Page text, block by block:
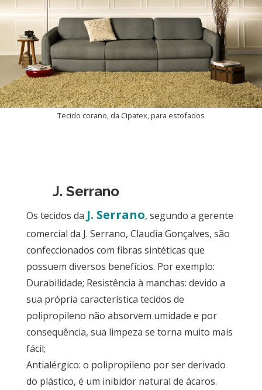
Tecido corano, da Cipatex, para estofados
J. Serrano
Os tecidos da J. Serrano, segundo a gerente
comercial da J. Serrano, Claudia Gonçalves, são
confeccionados com fibras sintéticas que
possuem diversos benefícios. Por exemplo:
Durabilidade; Resistência à manchas: devido a
sua própria característica tecidos de
polipropileno não absorvem umidade e por
consequência, sua limpeza se torna muito mais
fácil;
Antialérgico: o polipropileno por ser derivado
do plástico, é um inibidor natural de ácaros.